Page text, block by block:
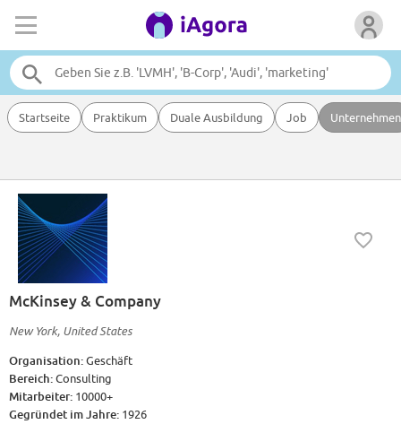
Startseite Praktikum Duale Ausbildung Job Unternehmen
McKinsey & Company
New York, United States
Organisation:Geschäft
Bereich:Consulting
Mitarbeiter: 10000+
Gegründet im Jahre: 1926